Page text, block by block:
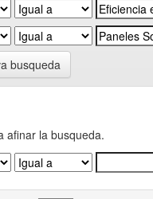
busqueda
afinar la busqueda.